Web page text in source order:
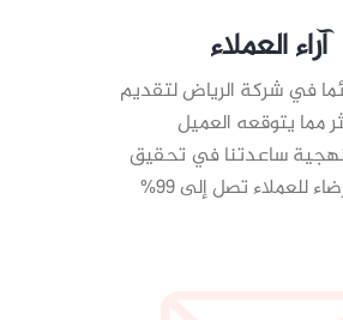
آراء العملاء
في شركة الرياض لتقديم
مما يتوقعه العميل
ساعدتنا في تحقيق
للعملاء تصل إلى 99%